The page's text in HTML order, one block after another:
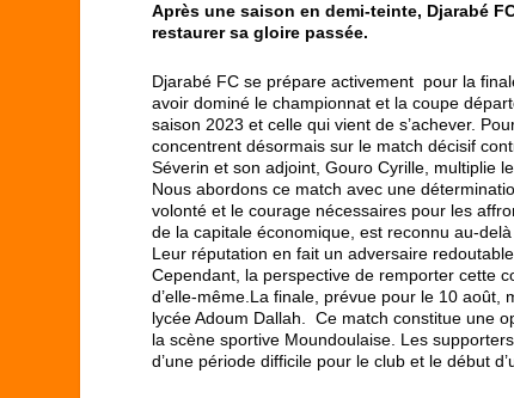
Après une saison en demi-teinte, Djarabé
restaurer sa gloire passée.
Djarabé FC se prépare activement pour la
avoir dominé le championnat et la coupe
saison 2023 et celle qui vient de s’achever.
concentrent désormais sur le match décisif
Séverin et son adjoint, Gouro Cyrille, multiplie
Nous abordons ce match avec une
volonté et le courage nécessaires pour les
de la capitale économique, est reconnu au-
Leur réputation en fait un adversaire
Cependant, la perspective de remporter cette
d’elle-même.La finale, prévue pour le 10
lycée Adoum Dallah. Ce match constitue une
la scène sportive Moundoulaise. Les
d’une période difficile pour le club et le début